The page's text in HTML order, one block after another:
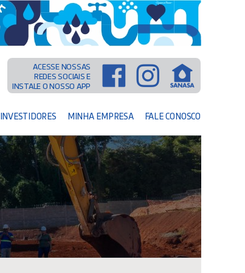
ACESSE NOSSAS
REDES SOCIAIS E
INSTALE O NOSSO APP
INVESTIDORES MINHA EMPRESA FALE CONOSCO